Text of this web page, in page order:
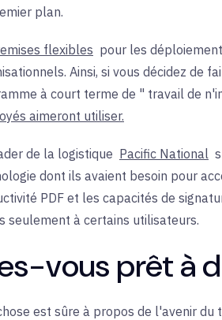
plan.
flexibles pour les
Ainsi, si vous décidez de
à court terme de " travail de
aimeront utiliser.
de la logistique Pacific National
dont ils avaient besoin pour
PDF et les capacités de
seulement à certains utilisateurs.
vous prêt à
est sûre à propos de l'avenir